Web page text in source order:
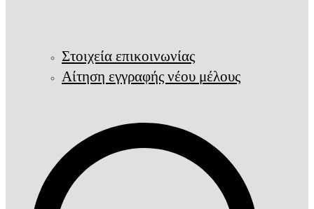
Στοιχεία επικοινωνίας
Αίτηση εγγραφής νέου μέλους